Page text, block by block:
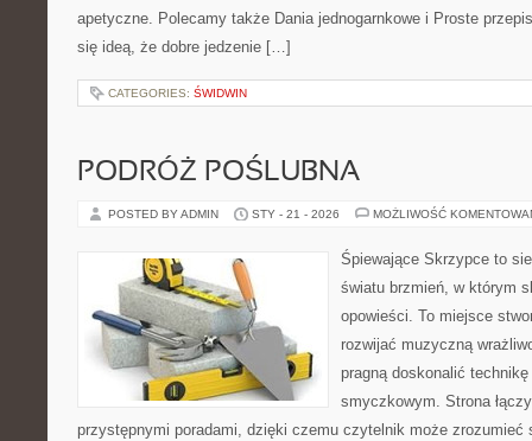
apetyczne. Polecamy także Dania jednogarnkowe i Proste
się ideą, że dobre jedzenie […]
CATEGORIES: ŚWIDWIN
PODRÓŻ POŚLUBNA
POSTED BY ADMIN STY - 21 - 2026 MOŻLIWOŚĆ
Śpiewające Skrzypce to
światu brzmień, w którym
opowieści. To miejsce
rozwijać muzyczną
pragną doskonalić
smyczkowym. Strona
przystępnymi poradami, dzięki czemu czytelnik może zrozumieć